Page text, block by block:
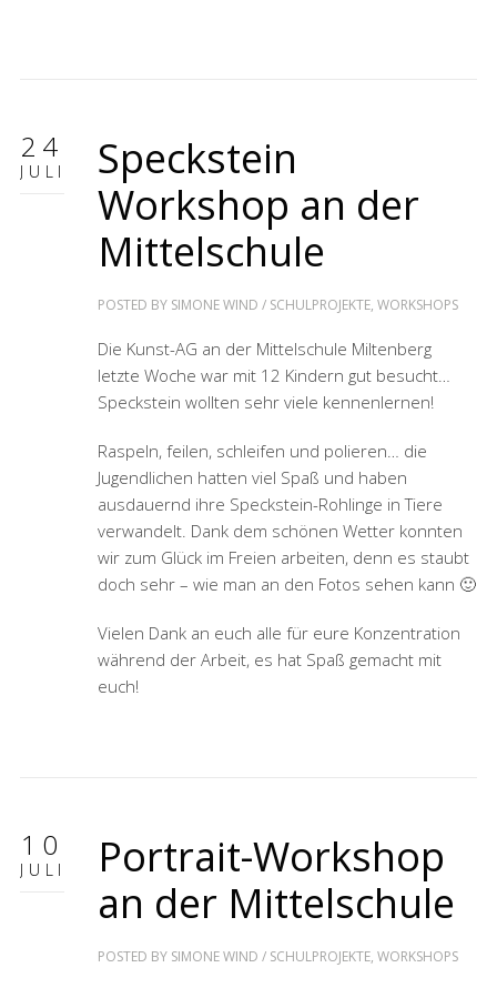
24
JULI
Speckstein
Workshop an der
Mittelschule
POSTED BY SIMONE WIND / SCHULPROJEKTE, WORKSHOPS
Die Kunst-AG an der Mittelschule Miltenberg
letzte Woche war mit 12 Kindern gut besucht…
Speckstein wollten sehr viele kennenlernen!
Raspeln, feilen, schleifen und polieren… die
Jugendlichen hatten viel Spaß und haben
ausdauernd ihre Speckstein-Rohlinge in Tiere
verwandelt. Dank dem schönen Wetter konnten
wir zum Glück im Freien arbeiten, denn es staubt
doch sehr – wie man an den Fotos sehen kann 🙂
Vielen Dank an euch alle für eure Konzentration
während der Arbeit, es hat Spaß gemacht mit
euch!
10
JULI
Portrait-Workshop
an der Mittelschule
POSTED BY SIMONE WIND / SCHULPROJEKTE, WORKSHOPS